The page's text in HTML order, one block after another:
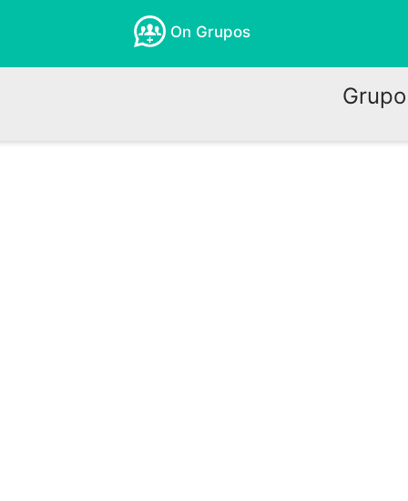
On Grupos